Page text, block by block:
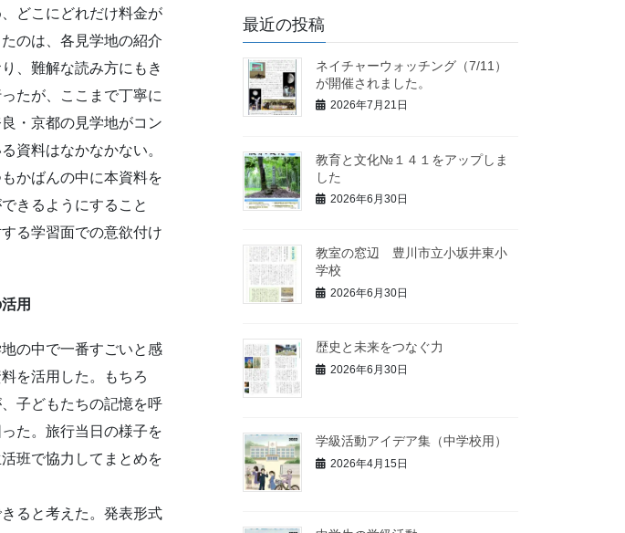
どこにどれだけ料金が
のは、各見学地の紹介
、難解な読み方にもき
たが、ここまで丁寧に
・京都の見学地がコン
資料はなかなかない。
かばんの中に本資料を
きるようにすること
る学習面での意欲付け
用
の中で一番すごいと感
を活用した。もちろ
子どもたちの記憶を呼
た。旅行当日の様子を
班で協力してまとめを
ると考えた。発表形式
最近の投稿
ネイチャーウォッチング（7/11）
が開催されました。
2026年7月21日
教育と文化№１４１をアップしま
した
2026年6月30日
教室の窓辺 豊川市立小坂井東小
学校
2026年6月30日
歴史と未来をつなぐ力
2026年6月30日
学級活動アイデア集（中学校用）
2026年4月15日